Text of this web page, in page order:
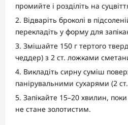
промийте і розділіть на
Відваріть броколі в
перекладіть у форму для
Змішайте 150 г тертого
чеддер) з 2 ст. ложками
Викладіть сирну суміш
панірувальними сухарями (2
Запікайте 15–20 хвилин,
не стане золотистим.